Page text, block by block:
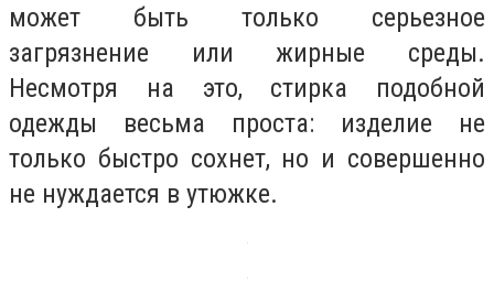
может быть только серьезное
загрязнение или жирные среды.
Несмотря на это, стирка подобной
одежды весьма проста: изделие не
только быстро сохнет, но и совершенно
не нуждается в утюжке.